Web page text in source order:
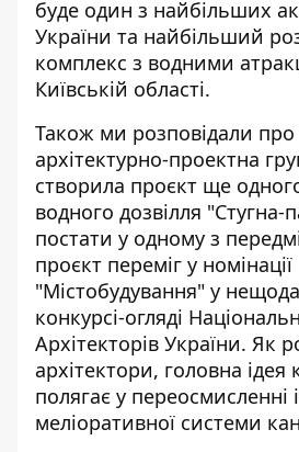
буде один з найбільших
України та найбільший
комплекс з водними
Київській області.
Також ми розповідали
архітектурно-проектна
створила проєкт ще
водного дозвілля "Стугна-
постати у одному з
проєкт переміг у номінації
"Містобудування" у
конкурсі-огляді
Архітекторів України. Як
архітектори, головна ідея
полягає у переосмисленні
меліоративної системи